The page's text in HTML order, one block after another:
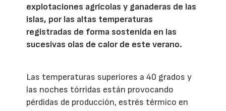
explotaciones agrícolas y ganaderas de las
islas, por las altas temperaturas
registradas de forma sostenida en las
sucesivas olas de calor de este verano.
Las temperaturas superiores a 40 grados y
las noches tórridas están provocando
pérdidas de producción, estrés térmico en